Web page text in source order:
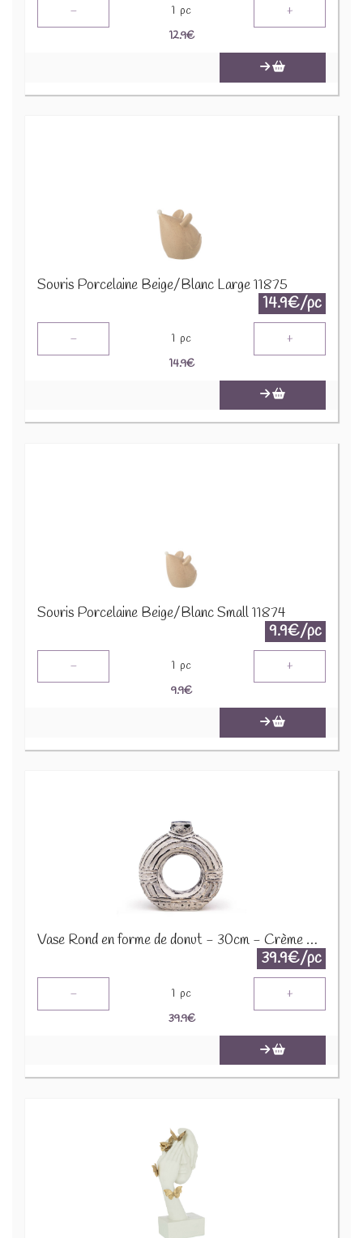
- 1 pc +
12.9€
Souris Porcelaine Beige/Blanc Large 11875
14.9€/pc
- 1 pc +
14.9€
Souris Porcelaine Beige/Blanc Small 11874
9.9€/pc
- 1 pc +
9.9€
Vase Rond en forme de donut - 30cm - Crème BCV-10
39.9€/pc
- 1 pc +
39.9€